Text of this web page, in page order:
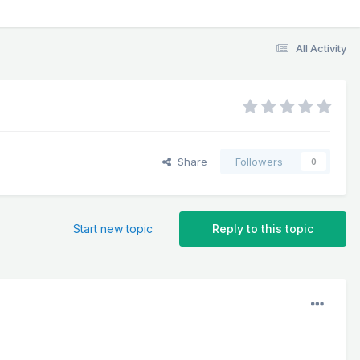
All Activity
Share Followers 0
Reply to this topic
Start new topic